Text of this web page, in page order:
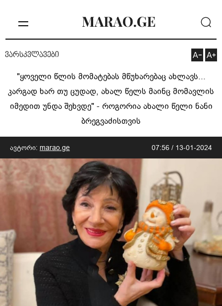
ვარსკვლავები
"ყოველი წლის მომატებას მწუხარებაც ახლავს...
კარგად ხარ თუ ცუდად, ახალ წელს მაინც მომავლის
იმედით უნდა შეხვდე" - როგორია ახალი წელი ნანი
ბრეგვაძისთვის
ავტორი: marao.ge 07:56 / 13-01-2024